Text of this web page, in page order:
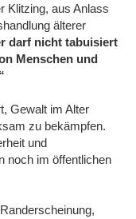
Klitzing, aus Anlass
älterer
darf nicht tabuisiert
Menschen und
Gewalt im Alter
zu bekämpfen.
und
noch im öffentlichen